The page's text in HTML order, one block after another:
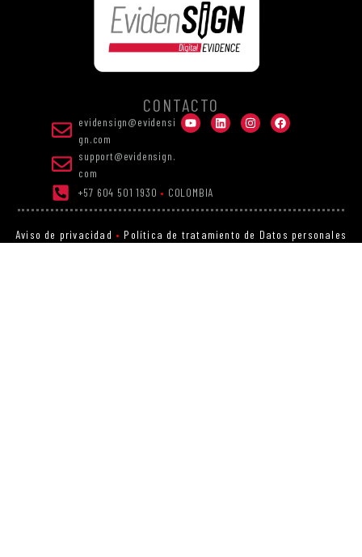
CONTACTO
evidensign@evidensi
gn.com
support@evidensign.
com
+57 604 501 1930 • COLOMBIA
Aviso de privacidad • Política de tratamiento de Datos personales